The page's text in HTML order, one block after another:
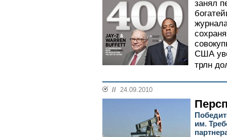
занял
США
трлн
// 24.09.2010
им.